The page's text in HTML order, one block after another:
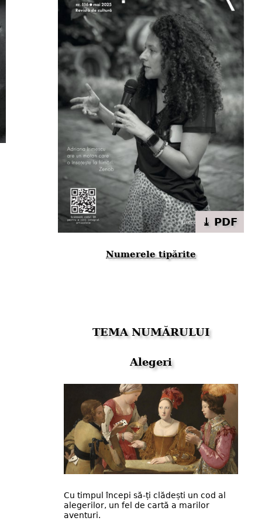
⤓ PDF
Numerele tipărite
TEMA NUMĂRULUI
Alegeri
Cu timpul începi să-ți clădești un cod al
alegerilor, un fel de cartă a marilor
aventuri.